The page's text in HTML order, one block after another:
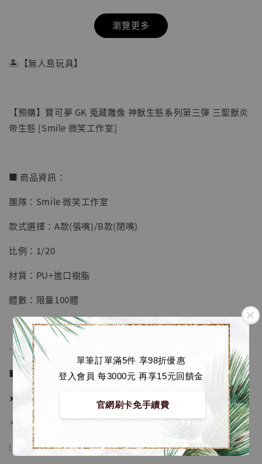
單筆訂單滿5件 享98折優惠
登入會員 每3000元 再享15元回饋金
官網刷卡免手續費
【店內現貨】七龍珠 系列蒐藏雕像 悟空 鳥山
明紀念款 [奇蹟工作室]
NT$ 5,580
瀏覽更多
🏝【無人島玩具】
【預購】寶可夢 GK 蒐藏雕像 神獸生態系列第三彈 三聖獸炎
帝生態 [Smile 微笑工作室]
■ 商品資訊：
團隊：Smile 微笑工作室
款式選擇：A款(張嘴)/B款(閉嘴)
比例：1/20
材質：PU+進口樹脂
體數：限量100體
──────────────
■ 販售資訊：
➤ 價格 3980元 (訂金1980)
＊ 國際運費另計
⁝